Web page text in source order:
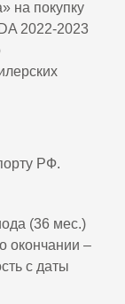
на покупку
2022-2023
РФ.
(36 мес.)
окончании –
с даты